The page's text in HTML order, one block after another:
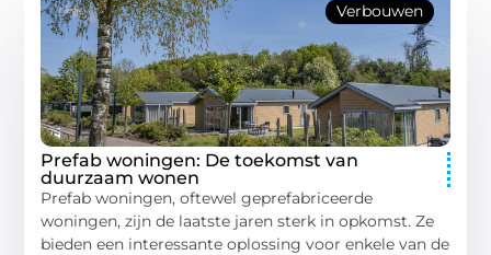
Verbouwen
Prefab woningen: De toekomst van
duurzaam wonen
Prefab woningen, oftewel geprefabriceerde
woningen, zijn de laatste jaren sterk in opkomst. Ze
bieden een interessante oplossing voor enkele van de